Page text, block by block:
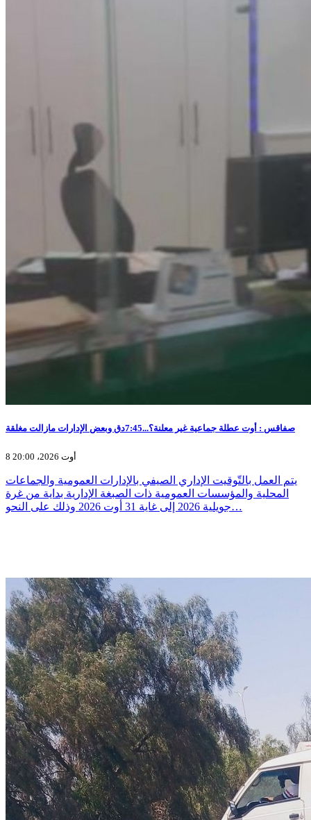
صفاقس : أوت عطلة جماعية غير معلنة؟...7:45دق وبعض الإدارات مازالت مغلقة
8 أوت 2026، 20:00
يتم العمل بالتّوقيت الإداري الصيفي بالإدارات العمومية والجماعات
المحلية والمؤسسات العمومية ذات الصبغة الإدارية بداية من غرة
جويلية 2026 إلى غاية 31 أوت 2026 وذلك على النحو…